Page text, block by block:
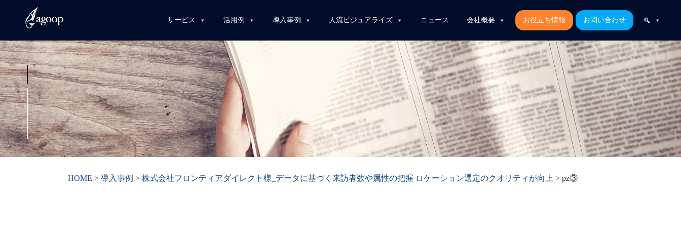
サービス 活用例 導入事例 人流ビジュアライズ ニュース 会社概要 お役立ち情報 お問い合わせ
HOME >導入事例 >株式会社フロンティアダイレクト様_データに基づく来訪者数や属性の把握 ロケーション選定のクオリティが向上 >pz③